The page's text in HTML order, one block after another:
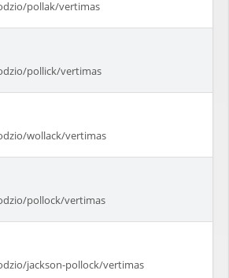
pollak/vertimas
pollick/vertimas
wollack/vertimas
pollock/vertimas
jackson-pollock/vertimas